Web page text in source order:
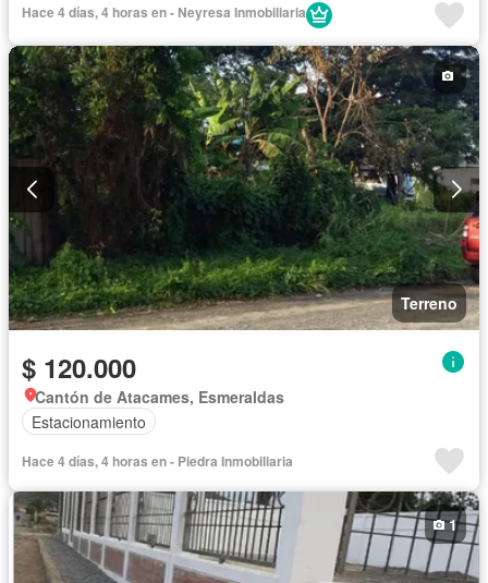
Hace 4 días, 4 horas en - Neyresa Inmobiliaria
Terreno
$ 120.000
Cantón de Atacames, Esmeraldas
Estacionamiento
Hace 4 días, 4 horas en - Piedra Inmobiliaria
1